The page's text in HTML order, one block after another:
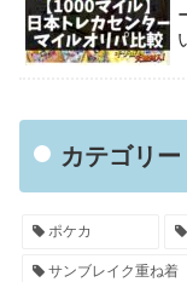
カテゴリー
ポケカ
サンブレイク重ね着